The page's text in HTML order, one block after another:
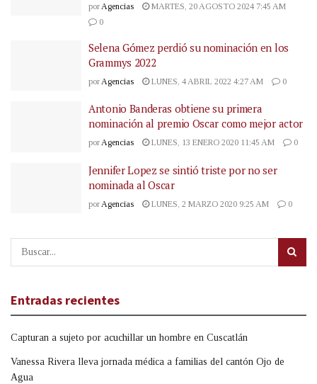
por Agencias
MARTES, 20 AGOSTO 2024 7:45 AM
0
Selena Gómez perdió su nominación en los
Grammys 2022
por Agencias LUNES, 4 ABRIL 2022 4:27 AM 0
Antonio Banderas obtiene su primera
nominación al premio Oscar como mejor actor
porAgencias LUNES, 13 ENERO 2020 11:45 AM 0
Jennifer Lopez se sintió triste por no ser
nominada al Oscar
por Agencias LUNES, 2 MARZO 2020 9:25 AM 0
Entradas recientes
Capturan a sujeto por acuchillar un hombre en Cuscatlán
Vanessa Rivera lleva jornada médica a familias del cantón Ojo de
Agua